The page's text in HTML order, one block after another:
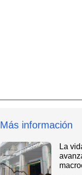
Más información
La